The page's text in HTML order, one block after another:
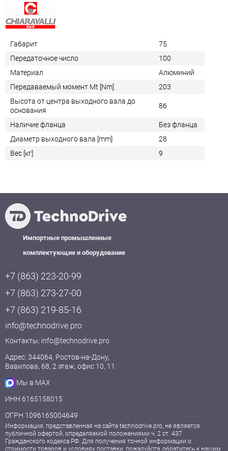
Габарит
75
Передаточное число
100
Материал
Алюминий
Передаваемый момент Mt [Nm]
203
Высота от центра выходного вала до
основания
86
Наличие фланца
Без фланца
Диаметр выходного вала [mm]
28
Вес [кг]
9
Импортные промышленные
комплектующие и оборудование
+7 (863) 223-20-99
+7 (863) 273-27-00
+7 (863) 219-85-16
info@technodrive.pro
Контакты: info@technodrive.pro
Адрес: 344064, Ростов-на-Дону,
Вавилова, 68, 2 этаж, офис 10, 11
Мы в MAX
ИНН 6165158015
ОГРН 1096165004649
Информация, представленная на сайте technodrive.pro, не является
публичной офертой, определяемой положениями ч. 2 ст. 437
Гражданского кодекса РФ. Для получения точной информации о
стоимости товаров и условиях поставки, пожалуйста, обратитесь к нашим